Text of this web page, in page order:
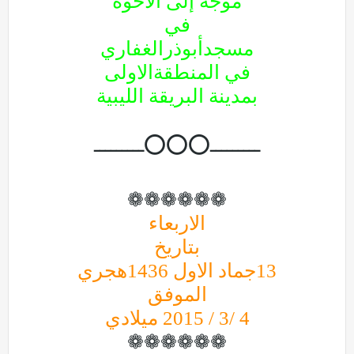
في
مسجدأبوذرالغفاري
في المنطقةالاولى
بمدينة البريقة الليبية
ـــــــــ⭕⭕⭕ـــــــــ
❁❁❁❁❁❁
الاربعاء
بتاريخ
13جماد الاول 1436هجري
الموفق
4 /3 / 2015 ميلادي
❁❁❁❁❁❁